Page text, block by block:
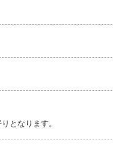
となります。